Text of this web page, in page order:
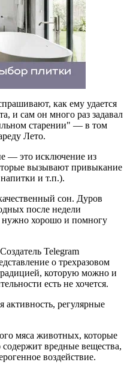
как ему удается
и сам он много раз задавал
старении" — в том
Лето.
— это исключение из
вызывают привыкание
и т.п.).
сон. Дуров
после недели
хорошо и помногу
Telegram
о трехразовом
которую можно и
есть не хочется.
активность, регулярные
мяса животных, которые
вредные вещества,
воздействие.